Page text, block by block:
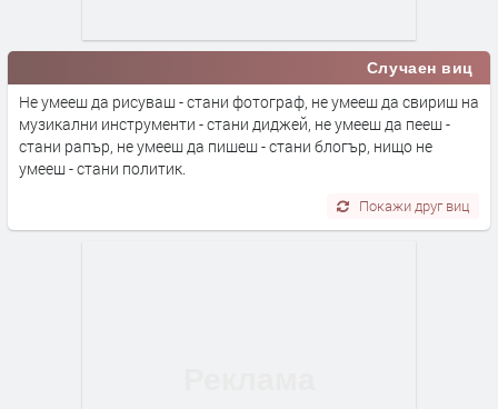
Случаен виц
Не умееш да рисуваш - стани фотограф, не умееш да свириш на
музикални инструменти - стани диджей, не умееш да пееш -
стани рапър, не умееш да пишеш - стани блогър, нищо не
умееш - стани политик.
Покажи друг виц